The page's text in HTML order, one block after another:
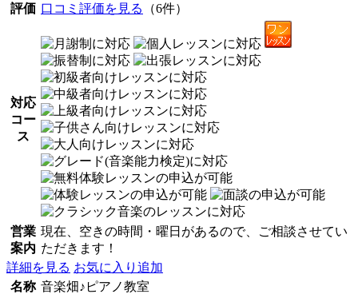
評価 口コミ評価を見る （6件）
対応
コー
ス
営業
案内
現在、空きの時間・曜日があるので、ご相談させてい
ただきます！
詳細を見る お気に入り追加
名称 音楽畑♪ピアノ教室